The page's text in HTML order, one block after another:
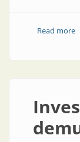
Read more